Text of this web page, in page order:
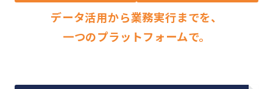
データ活用から業務実行までを、
一つのプラットフォームで。